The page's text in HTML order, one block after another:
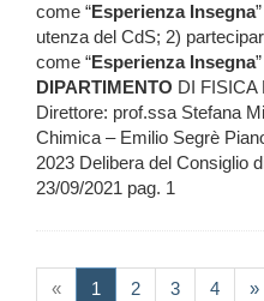
come “Esperienza Insegna
utenza del CdS; 2)
come “Esperienza Insegna
DIPARTIMENTO DI FISICA
Direttore: prof.ssa Stefana
Chimica – Emilio Segrè
2023 Delibera del Consiglio
23/09/2021 pag. 1
« 1 (current)
2 3 4 »